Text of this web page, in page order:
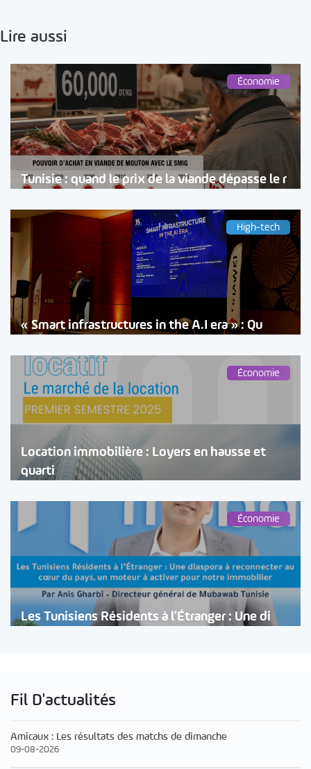
Lire aussi
Économie
Tunisie : quand le prix de la viande dépasse le r
High-tech
« Smart infrastructures in the A.I era » : Qu
Économie
Location immobilière : Loyers en hausse et
quarti
Économie
Les Tunisiens Résidents à l’Étranger : Une di
Fil D'actualités
Amicaux : Les résultats des matchs de dimanche
09-08-2026